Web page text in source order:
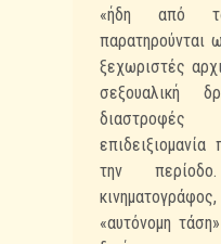
«ήδη από
παρατηρούνται
ξεχωριστές
σεξουαλική
διαστροφές
την
«αυτόνομη